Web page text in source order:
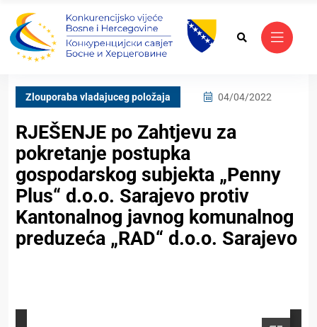
Zlouporaba vladajuceg položaja 04/04/2022
RJEŠENJE po Zahtjevu za
pokretanje postupka
gospodarskog subjekta „Penny
Plus“ d.o.o. Sarajevo protiv
Kantonalnog javnog komunalnog
preduzeća „RAD“ d.o.o. Sarajevo